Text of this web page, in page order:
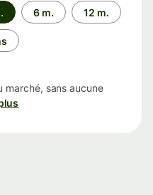
6 m. 12 m.
marché, sans aucune